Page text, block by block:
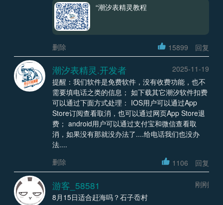
“潮汐表精灵教程
删除 15899 回复
潮汐表精灵.开发者
2025-11-19
提醒：我们软件是免费软件，没有收费功能，也不
需要填电话之类的信息； 如下载其它潮汐软件扣费
可以通过下面方式处理： IOS用户可以通过App
Store订阅查看取消，也可以通过网页App Store退
费； android用户可以通过支付宝和微信查看取
消，如果没有那就没办法了....给电话我们也没办
法....
删除
1106 回复
游客_58581
刚刚
8月15日适合赶海吗？石子岙村